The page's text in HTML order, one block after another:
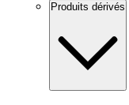
Produits dérivés